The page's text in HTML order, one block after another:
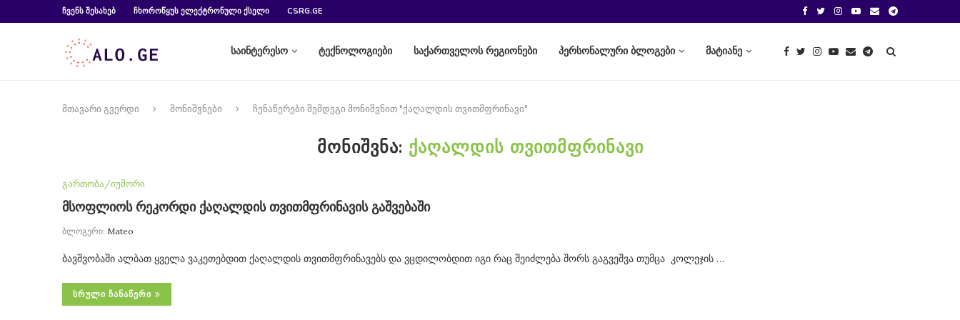
ᲩᲕᲔᲜᲡ ᲨᲔᲡᲐᲮᲔᲑ ᲩᲮᲝᲠᲝᲬᲧᲣᲡ ᲔᲚᲔᲥᲢᲠᲝᲜᲣᲚᲘ ᲥᲡᲔᲚᲘ CSRG.GE
საინტერესო ტექნოლოგიები საქართველოს რეგიონები პერსონალური ბლოგები მატიანე
მთავარი გვერდი მონიშვნები ჩენაწერები შემდეგი მონიშვნით "ქაღალდის თვითმფრინავი"
ᲛᲝᲜᲘᲨᲕᲜᲐ: ᲥᲐᲦᲐᲚᲓᲘᲡ ᲗᲕᲘᲗᲛᲤᲠᲘᲜᲐᲕᲘ
გართობა/იუმორი
მსოფლიოს რეკორდი ქაღალდის თვითმფრინავის გაშვებაში
ბლოგერი: Mateo
ბავშვობაში ალბათ ყველა ვაკეთებდით ქაღალდის თვითმფრინავებს და ვცდილობდით იგი რაც შეიძლება შორს გაგვეშვა თუმცა კოლეჯის …
ᲡᲠᲣᲚᲘ ᲩᲐᲜᲐᲬᲔᲠᲘ